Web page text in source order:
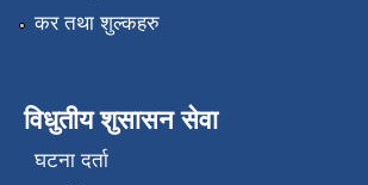
कर तथा शुल्कहरु
विधुतीय शुसासन सेवा
घटना दर्ता